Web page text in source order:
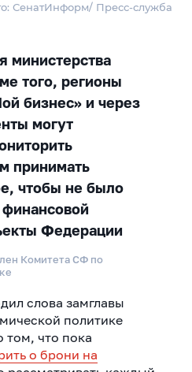
СенатИнформ/ Пресс-служба
министерства
того, регионы
бизнес» и через
могут
принимать
чтобы не было
Федерации
Комитета СФ по
слова замглавы
политике
том, что пока
о брони на